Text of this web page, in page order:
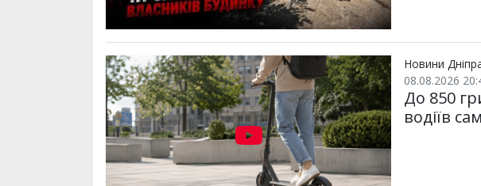
Новини
08.08.2026
До 850
водіїв